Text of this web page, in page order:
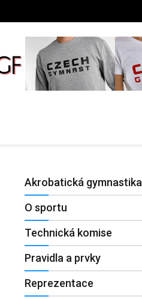
Akrobatická gymnastika
O sportu
Technická komise
Pravidla a prvky
Reprezentace